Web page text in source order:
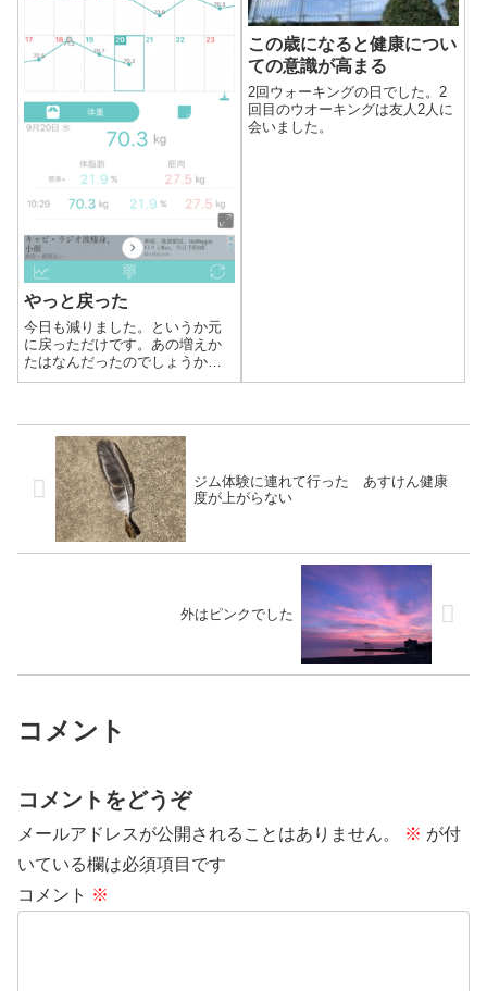
やっと戻った
今日も減りました。というか元
に戻っただけです。あの増えか
たはなんだったのでしょうか。
焦りました。71kgにはもう戻り
この歳になると健康につい
ての意識が高まる
2回ウォーキングの日でした。2
回目のウオーキングは友人2人に
会いました。
ジム体験に連れて行った あすけん健康
度が上がらない
外はピンクでした
コメント
コメントをどうぞ
メールアドレスが公開されることはありません。 ※ が付
いている欄は必須項目です
コメント ※